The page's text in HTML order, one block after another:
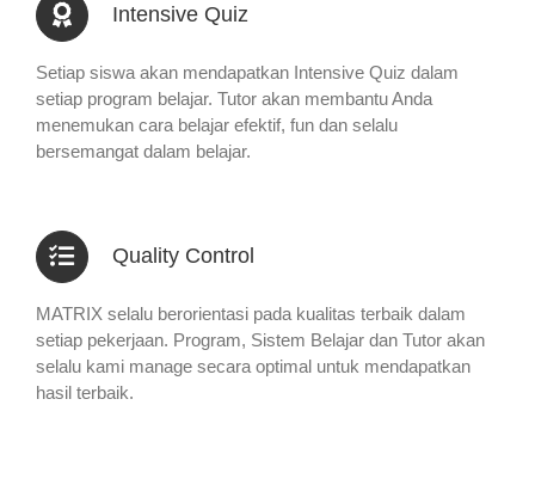
Intensive Quiz
Setiap siswa akan mendapatkan Intensive Quiz dalam
setiap program belajar. Tutor akan membantu Anda
menemukan cara belajar efektif, fun dan selalu
bersemangat dalam belajar.
Quality Control
MATRIX selalu berorientasi pada kualitas terbaik dalam
setiap pekerjaan. Program, Sistem Belajar dan Tutor akan
selalu kami manage secara optimal untuk mendapatkan
hasil terbaik.